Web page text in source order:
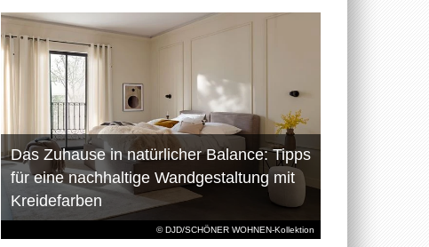
© DJD/SCHÖNER WOHNEN-Kollektion
Das Zuhause in natürlicher Balance: Tipps
für eine nachhaltige Wandgestaltung mit
Kreidefarben